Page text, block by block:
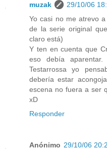
muzak
29/10/06
Yo casi no me atrevo
de la serie original
claro está)
Y ten en cuenta que
eso debía
Testarrossa yo
debería estar
escena no fuera a ser
xD
Responder
Anónimo 29/10/06